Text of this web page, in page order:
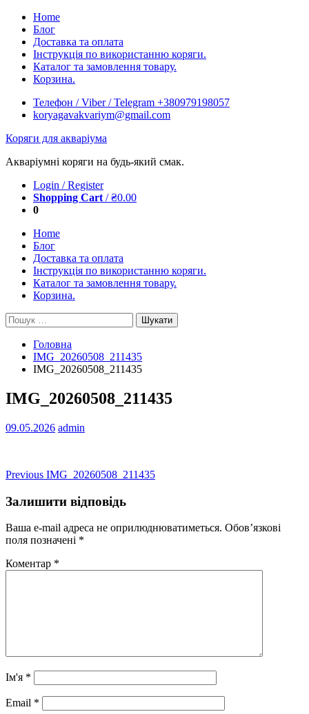
Skip
content
Home
Блог
Доставка та оплата
Інструкція по використанню коряги.
Каталог та замовлення товару.
Корзина.
Телефон / Viber / Telegram +380979198057
koryagavakvariym@gmail.com
Коряги для акваріума
Акваріумні коряги на будь-який смак.
Login / Register
Shopping Cart /₴0.00
0
Home
Блог
Доставка та оплата
Інструкція по використанню коряги.
Каталог та замовлення товару.
Корзина.
Пошук:
Головна
IMG_20260508_211435
IMG_20260508_211435
IMG_20260508_211435
09.05.2026 admin
Навігація
записів
Previous Previous
IMG_20260508_211435
Залишити відповідь
Ваша e-mail адреса не оприлюднюватиметься. Обов’язкові
поля позначені *
Коментар *
Ім'я *
Email *